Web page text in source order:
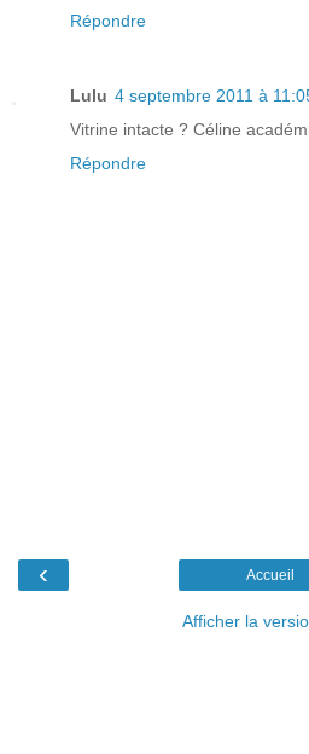
Répondre
Lulu 4 septembre 2011 à
Vitrine intacte ? Céline
Répondre
‹ Accueil
Afficher la